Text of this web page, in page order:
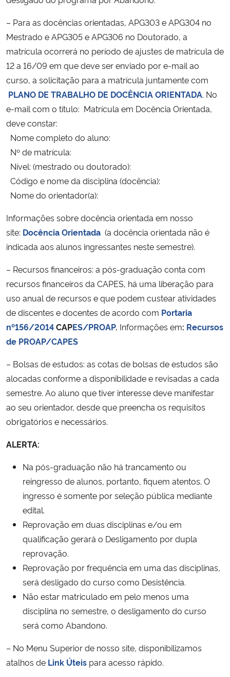
– Para as docências orientadas, APG303 e APG304 no
Mestrado e APG305 e APG306 no Doutorado, a
matrícula ocorrerá no período de ajustes de matrícula de
12 a 16/09 em que deve ser enviado por e-mail ao
curso, a solicitação para a matrícula juntamente com
PLANO DE TRABALHO DE DOCÊNCIA ORIENTADA. No
e-mail com o título: Matrícula em Docência Orientada,
deve constar:
Nome completo do aluno:
Nº de matrícula:
Nível: (mestrado ou doutorado):
Código e nome da disciplina (docência):
Nome do orientador(a):
Informações sobre docência orientada em nosso
site: Docência Orientada (a docência orientada não é
indicada aos alunos ingressantes neste semestre).
– Recursos financeiros: a pós-graduação conta com
recursos financeiros da CAPES, há uma liberação para
uso anual de recursos e que podem custear atividades
de discentes e docentes de acordo com Portaria
nº156/2014CAPES/PROAP. Informações em: Recursos
de PROAP/CAPES
– Bolsas de estudos: as cotas de bolsas de estudos são
alocadas conforme a disponibilidade e revisadas a cada
semestre. Ao aluno que tiver interesse deve manifestar
ao seu orientador, desde que preencha os requisitos
obrigatórios e necessários.
ALERTA:
Na pós-graduação não há trancamento ou
reingresso de alunos, portanto, fiquem atentos. O
ingresso é somente por seleção pública mediante
edital.
Reprovação em duas disciplinas e/ou em
qualificação gerará o Desligamento por dupla
reprovação.
Reprovação por frequência em uma das disciplinas,
será desligado do curso como Desistência.
Não estar matriculado em pelo menos uma
disciplina no semestre, o desligamento do curso
será como Abandono.
– No Menu Superior de nosso site, disponibilizamos
atalhos de Link Úteis para acesso rápido.